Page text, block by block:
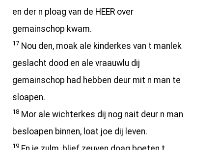
en der n ploag van de HEER over
gemainschop kwam.
17 Nou den, moak ale kinderkes van t manlek
geslacht dood en ale vraauwlu dij
gemainschop had hebben deur mit n man te
sloapen.
18 Mor ale wichterkes dij nog nait deur n man
besloapen binnen, loat joe dij leven.
19